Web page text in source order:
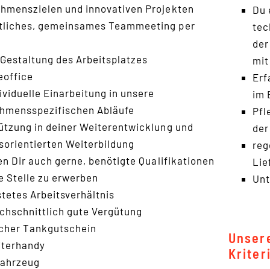
und innovativen Projekten
gemeinsames Teammeeting per
des Arbeitsplatzes
Einarbeitung in unsere
Abläufe
in deiner Weiterentwicklung und
Weiterbildung
Dir auch gerne, benötigte Qualifikationen
Stelle zu erwerben
Arbeitsverhältnis
gute Vergütung
Tankgutschein
Du
im